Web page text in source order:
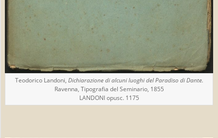
Teodorico Landoni, Dichiarazione di alcuni luoghi del Paradiso di Dante.
Ravenna, Tipografia del Seminario, 1855
LANDONI opusc. 1175